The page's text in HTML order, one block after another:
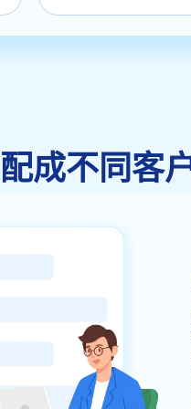
成不同客